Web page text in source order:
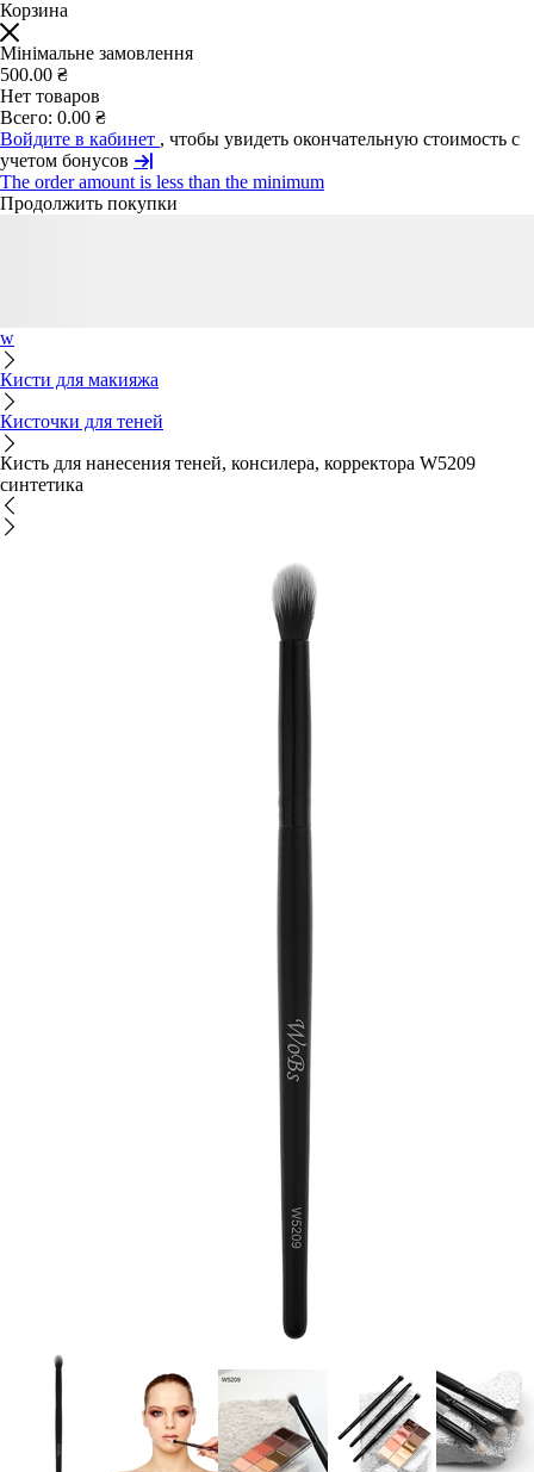
Корзина
Мінімальне замовлення
500.00 ₴
Нет товаров
Всего: 0.00 ₴
Войдите в кабинет , чтобы увидеть окончательную стоимость с
учетом бонусов
The order amount is less than the minimum
Продолжить покупки
w
Кисти для макияжа
Кисточки для теней
Кисть для нанесения теней, консилера, корректора W5209
синтетика